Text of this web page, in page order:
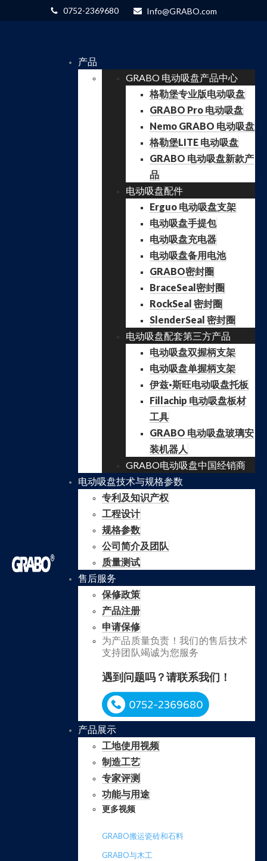
0752-2369680 Info@GRABO.com
产品
GRABO 电动吸盘产品中心
格勒堡专业版电动吸盘
GRABO Pro 电动吸盘
Nemo GRABO 电动吸盘
格勒堡LITE 电动吸盘
GRABO 电动吸盘新款产
品
电动吸盘配件
Erguo 电动吸盘支架
电动吸盘手提包
电动吸盘充电器
电动吸盘备用电池
GRABO密封圈
BraceSeal密封圈
RockSeal 密封圈
SlenderSeal 密封圈
电动吸盘配套第三方产品
电动吸盘双握柄支架
电动吸盘单握柄支架
伊兹·斯旺电动吸盘托板
Fillachip 电动吸盘板材
工具
GRABO 电动吸盘玻璃安
装机器人
GRABO电动吸盘中国经销商
电动吸盘技术与规格参数
专利及知识产权
工程设计
规格参数
公司简介及团队
质量测试
售后服务
保修政策
产品注册
申请保修
为产品质量负责！我们的售后技术
支持团队竭诚为您服务
遇到问题吗？请联系我们！
产品展示
工地使用视频
制造工艺
专家评测
功能与用途
更多视频
GRABO搬运瓷砖和石料
GRABO与木工